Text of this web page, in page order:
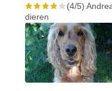
(4/5)
dieren